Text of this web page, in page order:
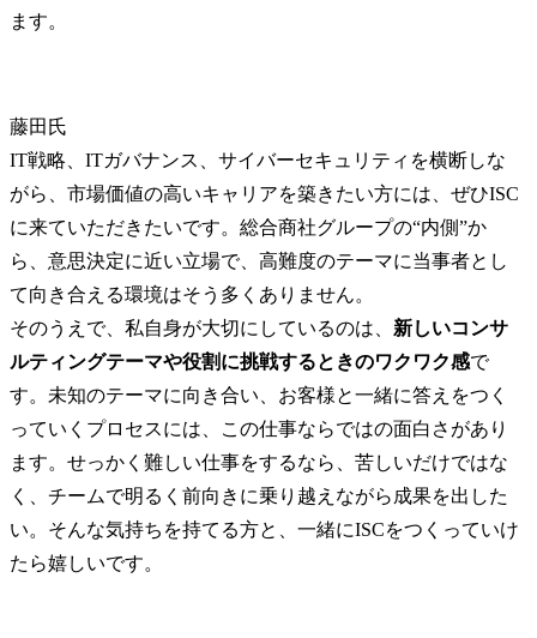
藤田氏
IT戦略、ITガバナンス、サイバーセキュリティを横断しな
がら、市場価値の高いキャリアを築きたい方には、ぜひISC
に来ていただきたいです。総合商社グループの“内側”か
ら、意思決定に近い立場で、高難度のテーマに当事者とし
て向き合える環境はそう多くありません。
そのうえで、私自身が大切にしているのは、 新しいコンサ
ルティングテーマや役割に挑戦するときのワクワク感で
す。未知のテーマに向き合い、お客様と一緒に答えをつく
っていくプロセスには、この仕事ならではの面白さがあり
ます。せっかく難しい仕事をするなら、苦しいだけではな
く、チームで明るく前向きに乗り越えながら成果を出した
い。そんな気持ちを持てる方と、一緒にISCをつくっていけ
たら嬉しいです。